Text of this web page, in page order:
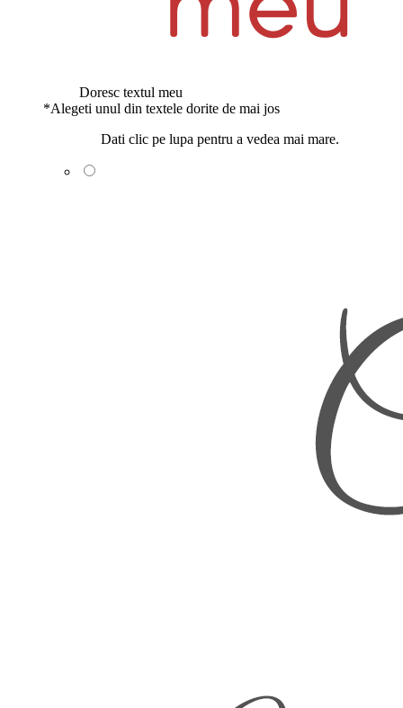
Doresc textul meu
*Alegeti unul din textele dorite de mai jos
Dati clic pe lupa pentru a vedea mai mare.